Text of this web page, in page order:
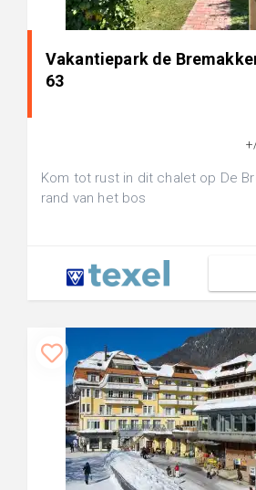
Vakantiepark de
63
Kom tot rust in dit chalet op De
rand van het bos